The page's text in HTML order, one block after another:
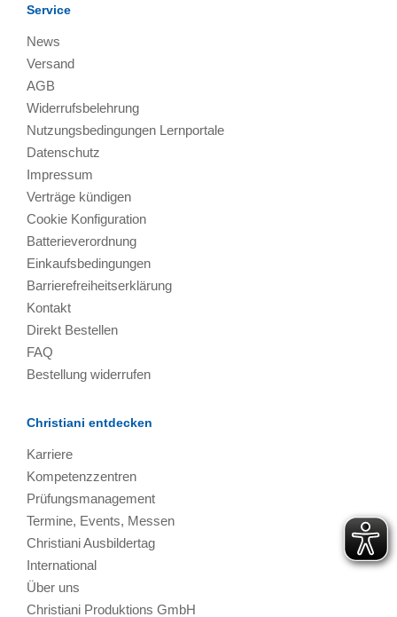
Service
News
Versand
AGB
Widerrufsbelehrung
Nutzungsbedingungen Lernportale
Datenschutz
Impressum
Verträge kündigen
Cookie Konfiguration
Batterieverordnung
Einkaufsbedingungen
Barrierefreiheitserklärung
Kontakt
Direkt Bestellen
FAQ
Bestellung widerrufen
Christiani entdecken
Karriere
Kompetenzzentren
Prüfungsmanagement
Termine, Events, Messen
Christiani Ausbildertag
International
Über uns
Christiani Produktions GmbH